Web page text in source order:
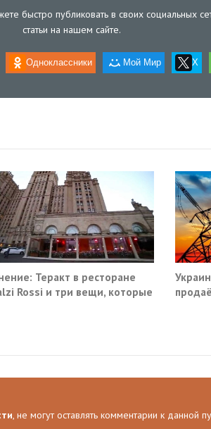
быстро публиковать в своих социальных
статьи на нашем сайте.
Одноклассники Мой Мир X
Теракт в ресторане
Rossi и три вещи, которые
, не могут оставлять комментарии к данной